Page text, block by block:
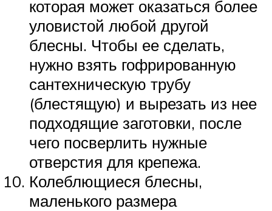
которая может оказаться более
уловистой любой другой
блесны. Чтобы ее сделать,
нужно взять гофрированную
сантехническую трубу
(блестящую) и вырезать из нее
подходящие заготовки, после
чего посверлить нужные
отверстия для крепежа.
Колеблющиеся блесны,
маленького размера